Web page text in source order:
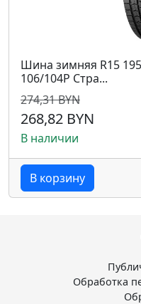
Шина зимняя R15
106/104P Стра...
274,31 BYN
268,82 BYN
В наличии
В корзину
Обработка